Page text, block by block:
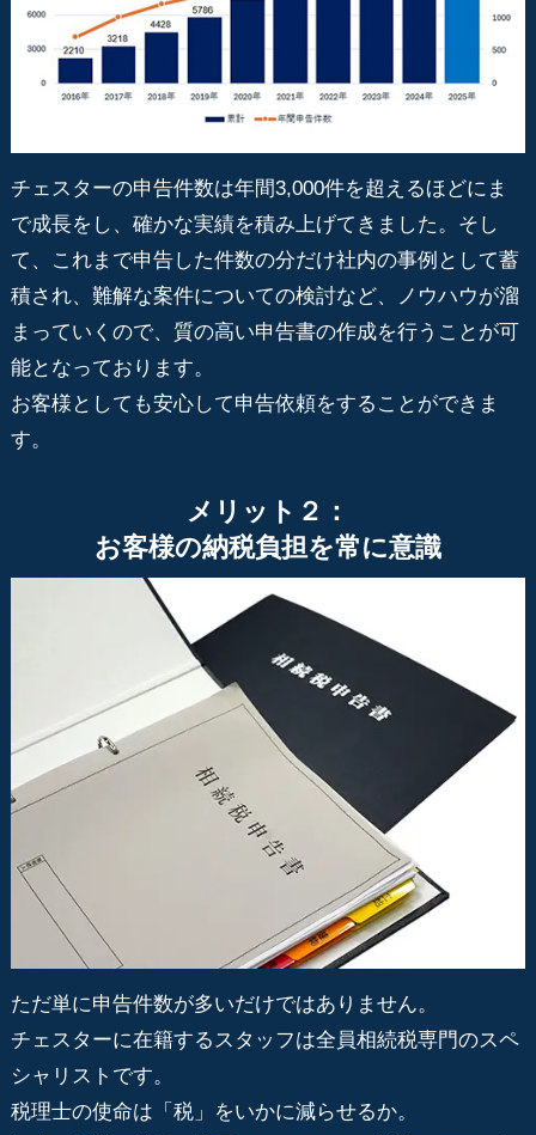
チェスターの申告件数は年間3,000件を超えるほどにま
で成長をし、確かな実績を積み上げてきました。そし
て、これまで申告した件数の分だけ社内の事例として蓄
積され、難解な案件についての検討など、ノウハウが溜
まっていくので、質の高い申告書の作成を行うことが可
能となっております。
お客様としても安心して申告依頼をすることができま
す。
メリット２：
お客様の納税負担を常に意識
ただ単に申告件数が多いだけではありません。
チェスターに在籍するスタッフは全員相続税専門のスペ
シャリストです。
税理士の使命は「税」をいかに減らせるか。